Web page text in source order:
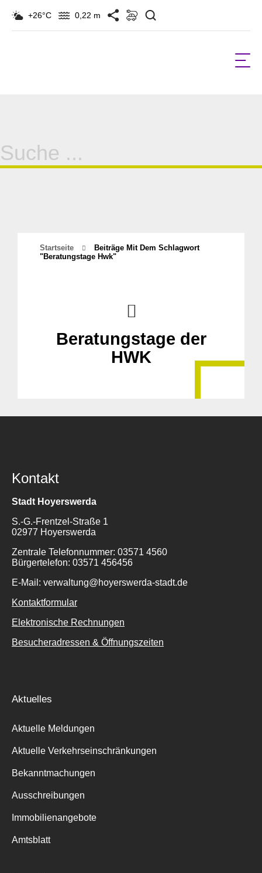
+26°C 0,22 m
Suche
für:
Startseite
Beiträge Mit Dem Schlagwort
"beratungstage Hwk"
Beratungstage der
HWK
Kontakt
Stadt Hoyerswerda
S.-G.-Frentzel-Straße 1
02977 Hoyerswerda
Zentrale Telefonnummer: 03571 4560
Bürgertelefon: 03571 456456
E-Mail: verwaltung@hoyerswerda-stadt.de
Kontaktformular
Elektronische Rechnungen
Besucheradressen & Öffnungszeiten
Aktuelles
Aktuelle Meldungen
Aktuelle Verkehrseinschränkungen
Bekanntmachungen
Ausschreibungen
Immobilienangebote
Amtsblatt